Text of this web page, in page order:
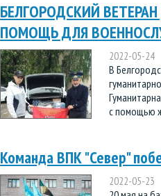
БЕЛГОРОДСКИЙ
ПОМОЩЬ ДЛЯ
2022-05-24
В
с помощью
Команда ВПК "Север"
2022-05-23